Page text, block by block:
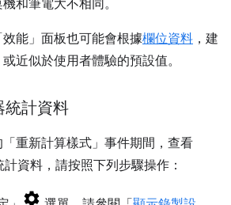
和筆電大不相同。
能」 面板也可能會根據欄位資料 ，建
近似於使用者體驗的預設值。
統計資料
重新計算樣式」 事件期間，查看
資料，請按照下列步驟操作：